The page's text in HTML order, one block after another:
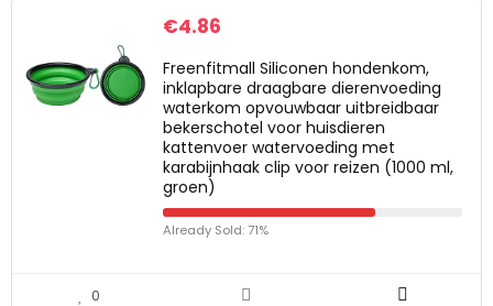
€4.86
Freenfitmall Siliconen hondenkom,
inklapbare draagbare dierenvoeding
waterkom opvouwbaar uitbreidbaar
bekerschotel voor huisdieren
kattenvoer watervoeding met
karabijnhaak clip voor reizen (1000 ml,
groen)
Already Sold: 71%
0